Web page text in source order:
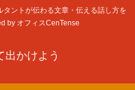
ントが伝わる文章・伝える話し方を
by オフィスCenTense
出かけよう